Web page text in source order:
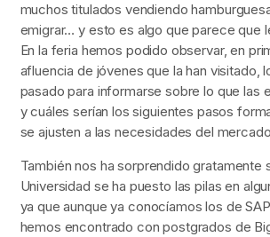
muchos titulados vendiendo
emigrar… y esto es algo que parece que
En la feria hemos podido observar, en
afluencia de jóvenes que la han visitado,
pasado para informarse sobre lo que las
y cuáles serían los siguientes pasos
se ajusten a las necesidades del
También nos ha sorprendido gratamente
Universidad se ha puesto las pilas en
ya que aunque ya conocíamos los de
hemos encontrado con postgrados de